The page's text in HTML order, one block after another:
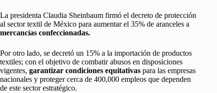
La presidenta Claudia Sheinbaum firmó el decreto de protección
al sector textil de México para aumentar el 35% de aranceles a
mercancías confeccionadas.
Por otro lado, se decretó un 15% a la importación de productos
textiles; con el objetivo de combatir abusos en disposiciones
vigentes, garantizar condiciones equitativas para las empresas
nacionales y proteger cerca de 400,000 empleos que dependen
de este sector estratégico.